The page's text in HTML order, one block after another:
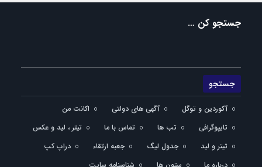
جستجو کن …
آکوردین و توگل آگهی های دولتی
اکانت من
تایپوگرافی
تب ها تماس با ما
تیتر ، لید و عکس
تیتر و لید
جدول لیگ جعبه ارتقاء
دراپ کپ